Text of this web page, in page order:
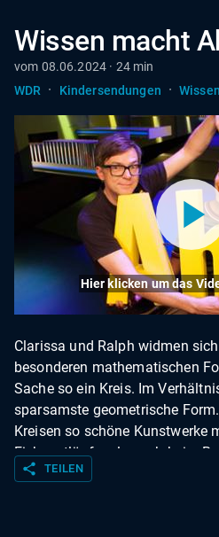
Wissen macht
vom 08.06.2024 · 24 min
WDR
· Kindersendungen ·
Hier klicken um das
Clarissa und Ralph widmen
besonderen mathematischen
Sache so ein Kreis. Im
sparsamste geometrische
Kreisen so schöne Kunstwerke
Eiskunstläufer als auch beim
Sache finden auch Clarissa
share TEILEN